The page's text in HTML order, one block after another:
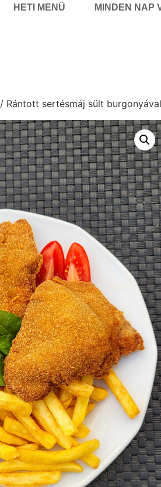
HETI MENÜ MINDEN NAP
/ Rántott sertésmáj sült burgonyával